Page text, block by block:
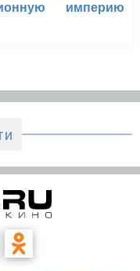
империю